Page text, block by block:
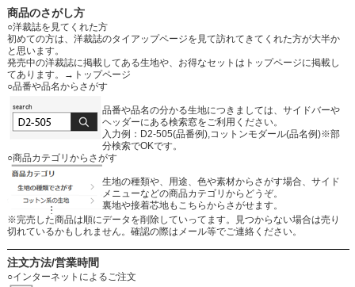
商品のさがし方
○洋裁誌を見てくれた方
初めての方は、洋裁誌のタイアップページを見て訪れてきてくれた方が大半か
と思います。
発売中の洋裁誌に掲載してある生地や、お得なセットはトップページに掲載し
てあります。
→トップページ
○品番や品名からさがす
品番や品名の分かる生地につきましては、サイドバーや
ヘッダーにある検索窓をご利用ください。
入力例：D2-505(品番例),コットンモダール(品名例)※部
分検索でOKです。
○商品カテゴリからさがす
生地の種類や、用途、色や素材からさがす場合、サイド
メニューなどの商品カテゴリからどうぞ。
裏地や接着芯地もこちらからさがせます。
※完売した商品は順にデータを削除していってます。見つからない場合は売り
切れているかもしれません。確認の際はメール等でご連絡ください。
注文方法/営業時間
○インターネットによるご注文